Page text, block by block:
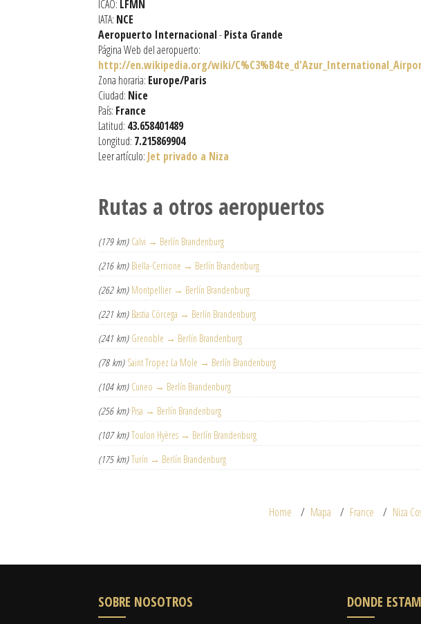
ICAO: LFMN
IATA: NCE
Aeropuerto Internacional-Pista Grande
Página Web del aeropuerto:
http://en.wikipedia.org/wiki/
Zona horaria: Europe/Paris
Ciudad: Nice
País: France
Latitud: 43.658401489
Longitud: 7.215869904
Leer artículo: Jet privado a Niza
Rutas a otros aeropuertos
(179 km) Calvi → Berlín Brandenburg
(216 km) Biella-Cerrione → Berlín Brandenburg
(262 km) Montpellier → Berlín Brandenburg
(221 km) Bastia Córcega → Berlín Brandenburg
(241 km) Grenoble → Berlín Brandenburg
(78 km) Saint Tropez La Mole → Berlín Brandenburg
(104 km) Cuneo → Berlín Brandenburg
(256 km) Pisa → Berlín Brandenburg
(107 km) Toulon Hyères → Berlín Brandenburg
(175 km) Turín → Berlín Brandenburg
Home Mapa France Niza
SOBRE NOSOTROS DONDE